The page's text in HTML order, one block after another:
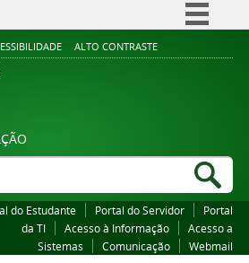
Simplifique!
Legislação
ALTO CONTRASTE
do Estudante Portal do Servidor
Portal
da TI
Acesso à Informação
Acesso a
Sistemas
Comunicação Webmail